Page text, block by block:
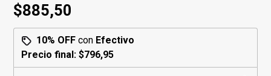
$885,50
10% OFF con Efectivo
Precio final:$796,95